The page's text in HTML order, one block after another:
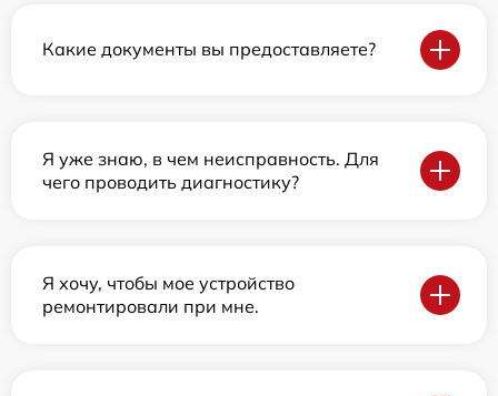
Какие документы вы предоставляете?
Я уже знаю, в чем неисправность. Для
чего проводить диагностику?
Я хочу, чтобы мое устройство
ремонтировали при мне.